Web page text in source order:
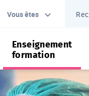
Vous êtes
Enseignement
formation